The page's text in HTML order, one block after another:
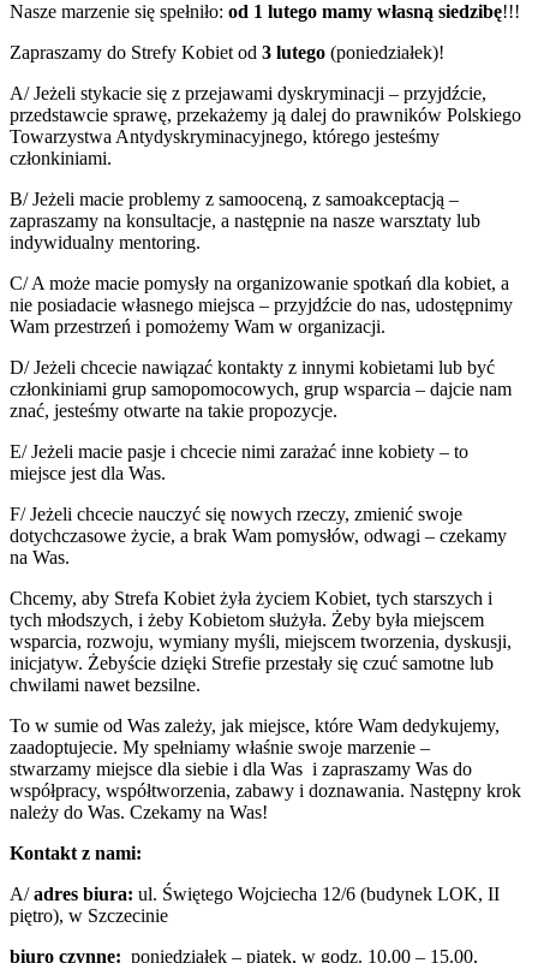
Nasze marzenie się spełniło: od 1 lutego mamy własną siedzibę!!!
Zapraszamy do Strefy Kobiet od 3 lutego (poniedziałek)!
A/ Jeżeli stykacie się z przejawami dyskryminacji – przyjdźcie,
przedstawcie sprawę, przekażemy ją dalej do prawników Polskiego
Towarzystwa Antydyskryminacyjnego, którego jesteśmy
członkiniami.
B/ Jeżeli macie problemy z samooceną, z samoakceptacją –
zapraszamy na konsultacje, a następnie na nasze warsztaty lub
indywidualny mentoring.
C/ A może macie pomysły na organizowanie spotkań dla kobiet, a
nie posiadacie własnego miejsca – przyjdźcie do nas, udostępnimy
Wam przestrzeń i pomożemy Wam w organizacji.
D/ Jeżeli chcecie nawiązać kontakty z innymi kobietami lub być
członkiniami grup samopomocowych, grup wsparcia – dajcie nam
znać, jesteśmy otwarte na takie propozycje.
E/ Jeżeli macie pasje i chcecie nimi zarażać inne kobiety – to
miejsce jest dla Was.
F/ Jeżeli chcecie nauczyć się nowych rzeczy, zmienić swoje
dotychczasowe życie, a brak Wam pomysłów, odwagi – czekamy
na Was.
Chcemy, aby Strefa Kobiet żyła życiem Kobiet, tych starszych i
tych młodszych, i żeby Kobietom służyła. Żeby była miejscem
wsparcia, rozwoju, wymiany myśli, miejscem tworzenia, dyskusji,
inicjatyw. Żebyście dzięki Strefie przestały się czuć samotne lub
chwilami nawet bezsilne.
To w sumie od Was zależy, jak miejsce, które Wam dedykujemy,
zaadoptujecie. My spełniamy właśnie swoje marzenie –
stwarzamy miejsce dla siebie i dla Was i zapraszamy Was do
współpracy, współtworzenia, zabawy i doznawania. Następny krok
należy do Was. Czekamy na Was!
Kontakt z nami:
A/adres biura: ul. Świętego Wojciecha 12/6 (budynek LOK, II
piętro), w Szczecinie
biuro czynne: poniedziałek – piątek, w godz. 10.00 – 15.00,